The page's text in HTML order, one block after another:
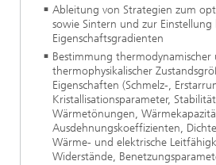
Ableitung von Strategien zum
sowie Sintern und zur Einstellung
Eigenschaftsgradienten
Bestimmung thermodynamischer
thermophysikalischer
Eigenschaften (Schmelz-,
Kristallisationsparameter,
Wärmetönungen,
Ausdehnungskoeffizienten,
Wärme- und elektrische
Widerstände,